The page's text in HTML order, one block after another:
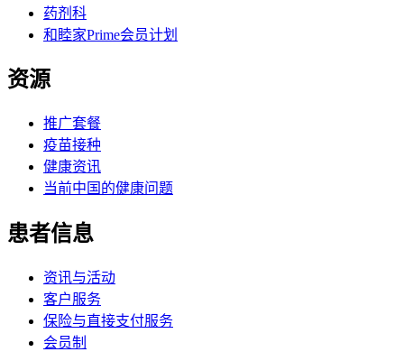
药剂科
和睦家Prime会员计划
资源
推广套餐
疫苗接种
健康资讯
当前中国的健康问题
患者信息
资讯与活动
客户服务
保险与直接支付服务
会员制